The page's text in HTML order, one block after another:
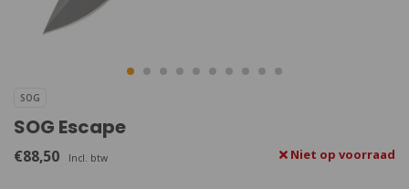
SOG
SOG Escape
€88,50 Incl. btw Niet op voorraad